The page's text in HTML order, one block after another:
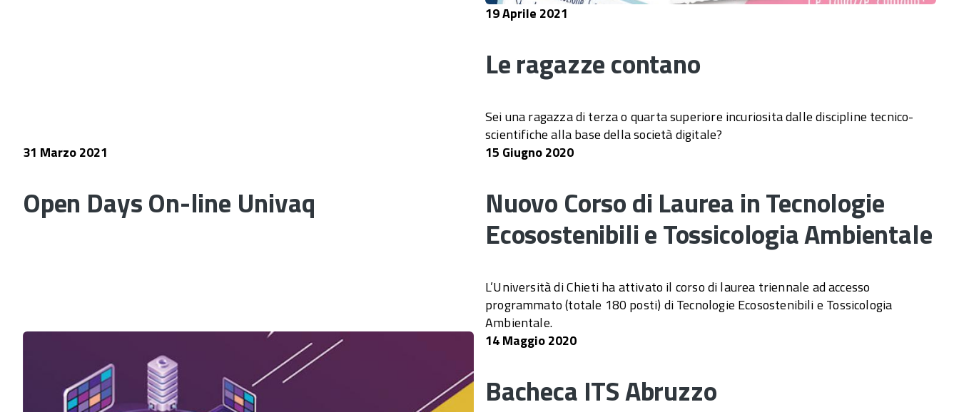
19 Aprile 2021
Le ragazze contano
Sei una ragazza di terza o quarta superiore incuriosita dalle discipline tecnico-
scientifiche alla base della società digitale?
31 Marzo 2021
Open Days On-line Univaq
15 Giugno 2020
Nuovo Corso di Laurea in Tecnologie
Ecosostenibili e Tossicologia Ambientale
L’Università di Chieti ha attivato il corso di laurea triennale ad accesso
programmato (totale 180 posti) di Tecnologie Ecosostenibili e Tossicologia
Ambientale.
14 Maggio 2020
Bacheca ITS Abruzzo